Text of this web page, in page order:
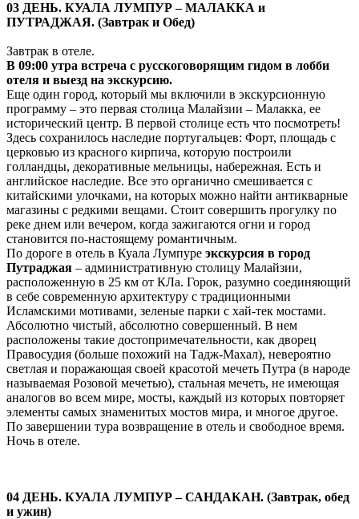
03 ДЕНЬ. КУАЛА ЛУМПУР – МАЛАККА и
ПУТРАДЖАЯ. (Завтрак и Обед)
Завтрак в отеле.
В 09:00 утра встреча с русскоговорящим гидом в лобби
отеля и выезд на экскурсию.
Еще один город, который мы включили в экскурсионную
программу – это первая столица Малайзии – Малакка, ее
исторический центр. В первой столице есть что посмотреть!
Здесь сохранилось наследие португальцев: Форт, площадь с
церковью из красного кирпича, которую построили
голландцы, декоративные мельницы, набережная. Есть и
английское наследие. Все это органично смешивается с
китайскими улочками, на которых можно найти антикварные
магазины с редкими вещами. Стоит совершить прогулку по
реке днем или вечером, когда зажигаются огни и город
становится по-настоящему романтичным.
По дороге в отель в Куала Лумпуре экскурсия в город
Путраджая – административную столицу Малайзии,
расположенную в 25 км от КЛа. Горок, разумно соединяющий
в себе современную архитектуру с традиционными
Исламскими мотивами, зеленые парки с хай-тек мостами.
Абсолютно чистый, абсолютно совершенный. В нем
расположены такие достопримечательности, как дворец
Правосудия (больше похожий на Тадж-Махал), невероятно
светлая и поражающая своей красотой мечеть Путра (в народе
называемая Розовой мечетью), стальная мечеть, не имеющая
аналогов во всем мире, мосты, каждый из которых повторяет
элементы самых знаменитых мостов мира, и многое другое.
По завершении тура возвращение в отель и свободное время.
Ночь в отеле.
04 ДЕНЬ. КУАЛА ЛУМПУР – САНДАКАН. (Завтрак, обед
и ужин)